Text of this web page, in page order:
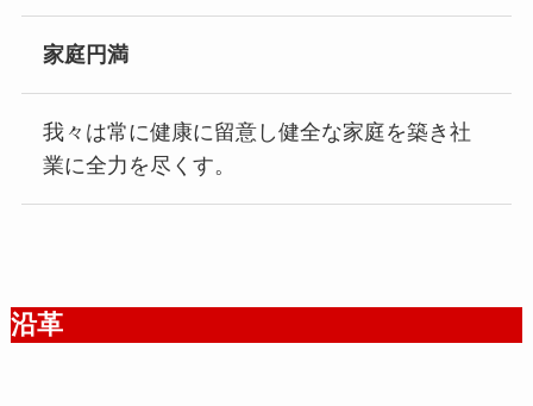
家庭円満
我々は常に健康に留意し健全な家庭を築き社
業に全力を尽くす。
沿革